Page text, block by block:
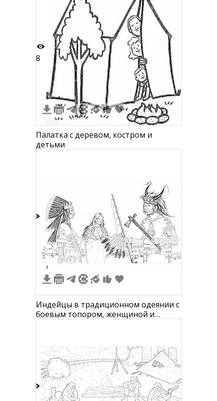
8
1 4
Палатка с деревом, костром и
детьми
1
Индейцы в традиционном одеянии с
боевым топором, женщиной и